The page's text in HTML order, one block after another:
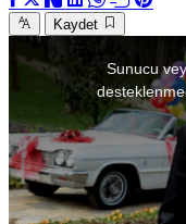
Kaydet
Sunucu